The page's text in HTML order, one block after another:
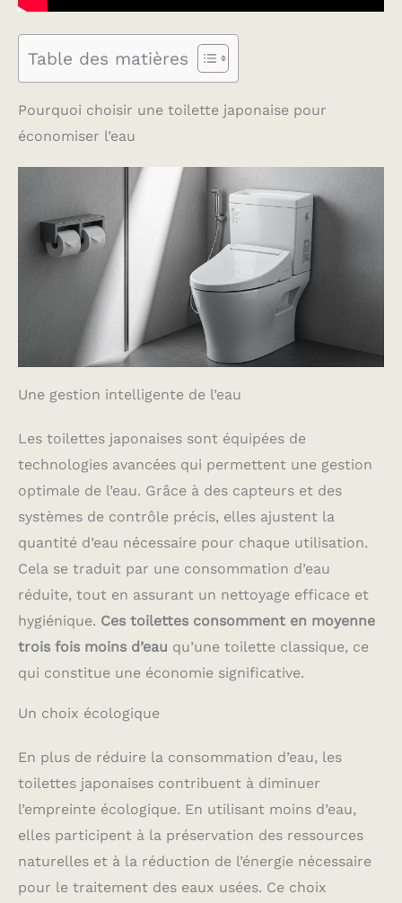
Table des matières
Pourquoi choisir une toilette japonaise pour
économiser l’eau
Une gestion intelligente de l’eau
Les toilettes japonaises sont équipées de
technologies avancées qui permettent une gestion
optimale de l’eau. Grâce à des capteurs et des
systèmes de contrôle précis, elles ajustent la
quantité d’eau nécessaire pour chaque utilisation.
Cela se traduit par une consommation d’eau
réduite, tout en assurant un nettoyage efficace et
hygiénique. Ces toilettes consomment en moyenne
trois fois moins d’eau qu’une toilette classique, ce
qui constitue une économie significative.
Un choix écologique
En plus de réduire la consommation d’eau, les
toilettes japonaises contribuent à diminuer
l’empreinte écologique. En utilisant moins d’eau,
elles participent à la préservation des ressources
naturelles et à la réduction de l’énergie nécessaire
pour le traitement des eaux usées. Ce choix